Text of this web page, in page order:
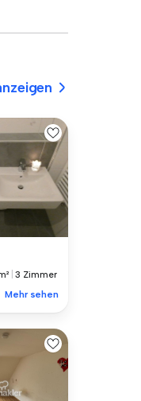
|3 Zimmer
Mehr sehen